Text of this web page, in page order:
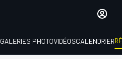
GALERIES PHOTOVIDÉOSCALENDRIER